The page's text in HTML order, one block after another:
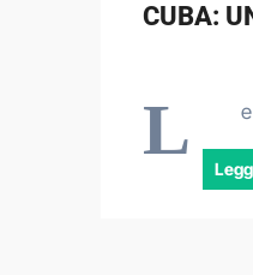
CUBA:
L